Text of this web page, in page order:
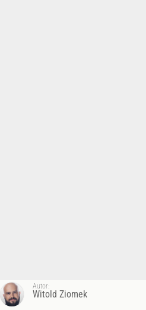
Autor:
Witold Ziomek